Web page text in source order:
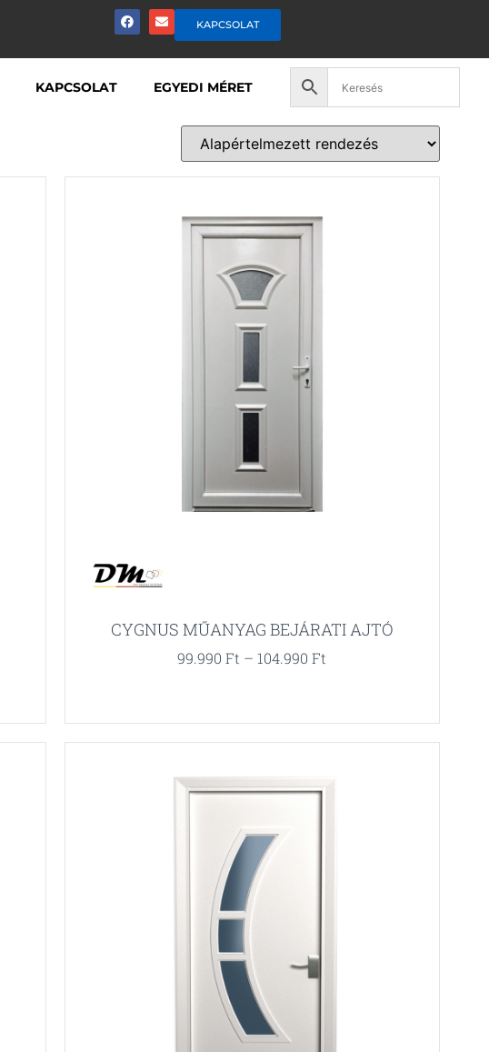
KAPCSOLAT
KAPCSOLAT EGYEDI MÉRET
CYGNUS MŰANYAG BEJÁRATI AJTÓ
99.990Ft – 104.990Ft